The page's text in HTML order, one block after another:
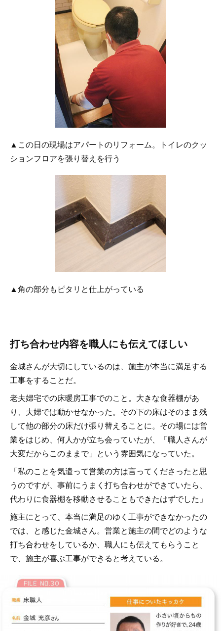
▲この日の現場はアパートのリフォーム。トイレのクッ
ションフロアを張り替えを行う
▲角の部分もピタリと仕上がっている
打ち合わせ内容を職人にも伝えてほしい
金城さんが大切にしているのは、施主が本当に満足する
工事をすることだ。
老夫婦宅での床暖房工事でのこと。大きな食器棚があ
り、夫婦では動かせなかった。その下の床はそのまま残
して他の部分の床だけ張り替えることに。その場には営
業をはじめ、何人かが立ち会っていたが、「職人さんが
大変だからこのままで」という雰囲気になっていた。
「私のことを気遣って営業の方は言ってくださったと思
うのですが、事前にうまく打ち合わせができていたら、
代わりに食器棚を移動させることもできたはずでした」
施主にとって、本当に満足のゆく工事ができなかったの
では、と感じた金城さん。営業と施主の間でどのような
打ち合わせをしているか、職人にも伝えてもらうこと
で、施主が喜ぶ工事ができると考えている。